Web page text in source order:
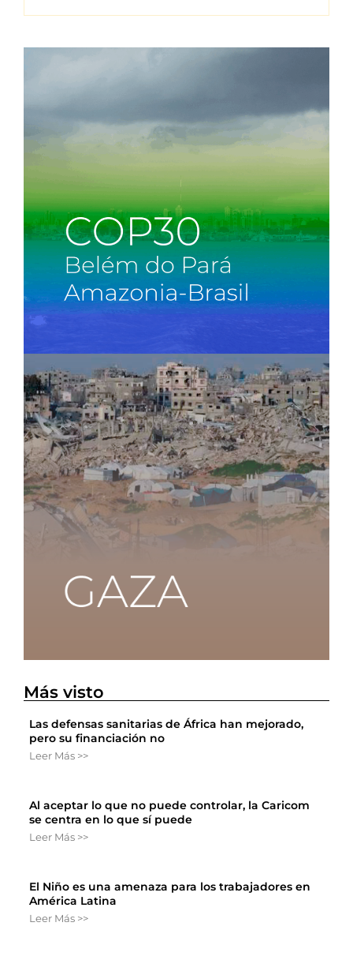
Más visto
Las defensas sanitarias de África han mejorado,
pero su financiación no
Leer Más >>
Al aceptar lo que no puede controlar, la Caricom
se centra en lo que sí puede
Leer Más >>
El Niño es una amenaza para los trabajadores en
América Latina
Leer Más >>